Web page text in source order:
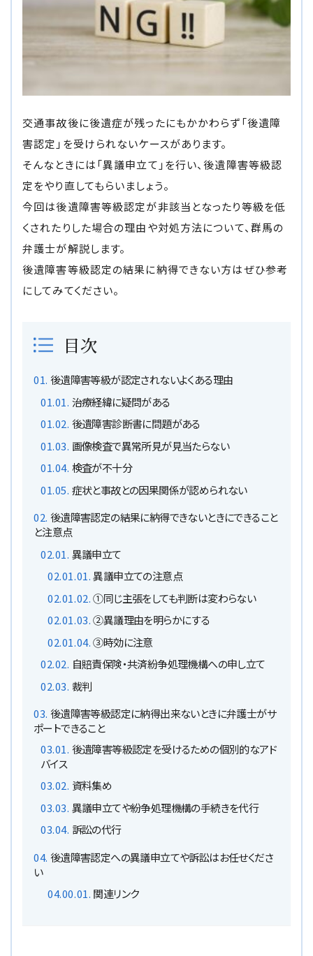
介護費用
主婦の休業損害
バイクの交通事故
自転車の交通事故
弁護士紹介
解決事例
弁護士コラム
メールで予約 LINEで予約
詳しくはこちら
交通事故後に後遺症が残ったにもかかわらず「後遺障
害認定」を受けられないケースがあります。
そんなときには「異議申立て」を行い、後遺障害等級認
定をやり直してもらいましょう。
今回は後遺障害等級認定が非該当となったり等級を低
くされたりした場合の理由や対処方法について、群馬の
弁護士が解説します。
後遺障害等級認定の結果に納得できない方はぜひ参考
にしてみてください。
目次
後遺障害等級が認定されないよくある理由
治療経緯に疑問がある
後遺障害診断書に問題がある
画像検査で異常所見が見当たらない
検査が不十分
症状と事故との因果関係が認められない
後遺障害認定の結果に納得できないときにできること
と注意点
異議申立て
異議申立ての注意点
①同じ主張をしても判断は変わらない
②異議理由を明らかにする
③時効に注意
自賠責保険・共済紛争処理機構への申し立て
裁判
後遺障害等級認定に納得出来ないときに弁護士がサ
ポートできること
後遺障害等級認定を受けるための個別的なアド
バイス
資料集め
異議申立てや紛争処理機構の手続きを代行
訴訟の代行
後遺障害認定への異議申立てや訴訟はお任せくださ
い
関連リンク